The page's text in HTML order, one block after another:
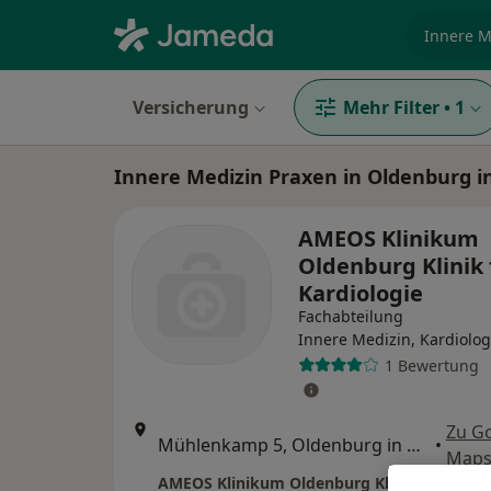
Versicherung Mehr Filter • 1
Innere Medizin Praxen in Oldenburg
AMEOS Klinikum
Oldenburg Klinik
Kardiologie
Fachabteilung
Innere Medizin,
1 Bewertung
Mühlenkamp 5, Oldenburg in Holstein •
Zu
Maps
AMEOS Klinikum Oldenburg Klinik für